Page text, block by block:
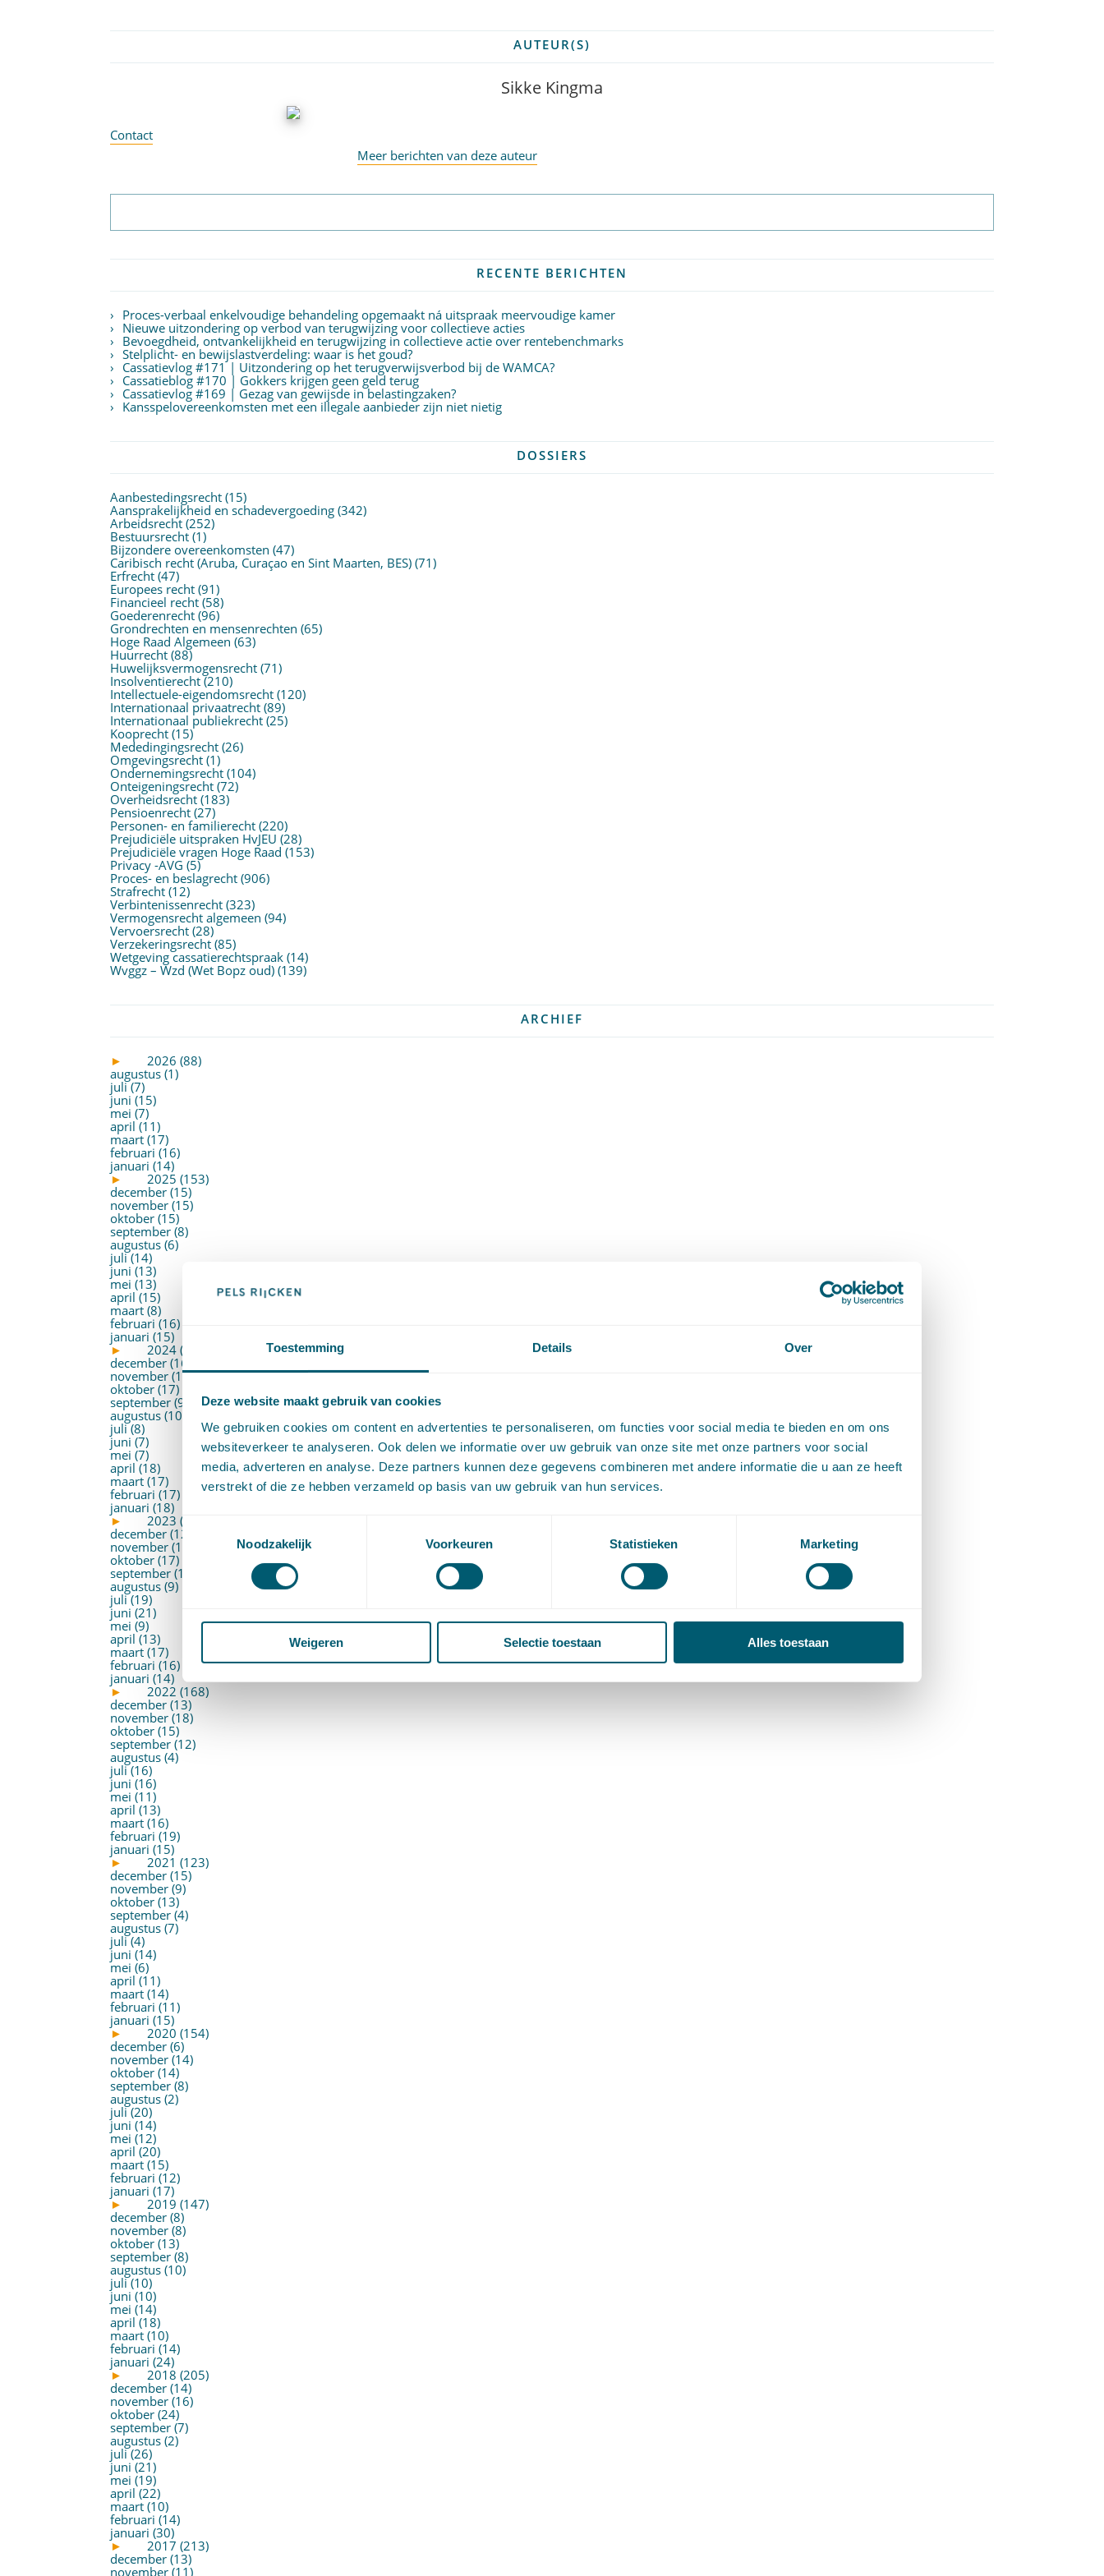
Toestemming Details Over
Deze website maakt gebruik van cookies
We gebruiken cookies om content en advertenties te personaliseren, om functies voor social media te bieden en om ons
websiteverkeer te analyseren. Ook delen we informatie over uw gebruik van onze site met onze partners voor social
media, adverteren en analyse. Deze partners kunnen deze gegevens combineren met andere informatie die u aan ze heeft
verstrekt of die ze hebben verzameld op basis van uw gebruik van hun services.
Toestemmingsselectie
Noodzakelijk
Voorkeuren Statistieken Marketing
Weigeren Selectie toestaan Alles toestaan
AUTEUR(S)
Sikke Kingma
Contact
Meer berichten van deze auteur
RECENTE BERICHTEN
Proces-verbaal enkelvoudige behandeling opgemaakt ná uitspraak meervoudige kamer
Nieuwe uitzondering op verbod van terugwijzing voor collectieve acties
Bevoegdheid, ontvankelijkheid en terugwijzing in collectieve actie over rentebenchmarks
Stelplicht- en bewijslastverdeling: waar is het goud?
Cassatievlog #171 | Uitzondering op het terugverwijsverbod bij de WAMCA?
Cassatieblog #170 | Gokkers krijgen geen geld terug
Cassatievlog #169 | Gezag van gewijsde in belastingzaken?
Kansspelovereenkomsten met een illegale aanbieder zijn niet nietig
DOSSIERS
Aanbestedingsrecht (15)
Aansprakelijkheid en schadevergoeding (342)
Arbeidsrecht (252)
Bestuursrecht (1)
Bijzondere overeenkomsten (47)
Caribisch recht (Aruba, Curaçao en Sint Maarten, BES) (71)
Erfrecht (47)
Europees recht (91)
Financieel recht (58)
Goederenrecht (96)
Grondrechten en mensenrechten (65)
Hoge Raad Algemeen (63)
Huurrecht (88)
Huwelijksvermogensrecht (71)
Insolventierecht(210)
Intellectuele-eigendomsrecht (120)
Internationaal privaatrecht (89)
Internationaal publiekrecht (25)
Kooprecht (15)
Mededingingsrecht (26)
Omgevingsrecht (1)
Ondernemingsrecht (104)
Onteigeningsrecht (72)
Overheidsrecht (183)
Pensioenrecht (27)
Personen- en familierecht (220)
Prejudiciële uitspraken HvJEU (28)
Prejudiciële vragen Hoge Raad (153)
Privacy -AVG (5)
Proces- en beslagrecht (906)
Strafrecht (12)
Verbintenissenrecht (323)
Vermogensrecht algemeen (94)
Vervoersrecht (28)
Verzekeringsrecht (85)
Wetgeving cassatierechtspraak (14)
Wvggz – Wzd (Wet Bopz oud) (139)
ARCHIEF
►
2026 (88)
augustus (1)
juli (7)
juni (15)
mei (7)
april (11)
maart (17)
februari (16)
januari (14)
►
2025 (153)
december (15)
november (15)
oktober (15)
september (8)
augustus (6)
juli (14)
juni (13)
mei (13)
april (15)
maart (8)
februari (16)
januari (15)
►
2024 (161)
december (16)
november (17)
oktober (17)
september (9)
augustus (10)
juli (8)
juni (7)
mei (7)
april (18)
maart (17)
februari (17)
januari (18)
►
2023 (177)
december (12)
november (16)
oktober (17)
september (14)
augustus (9)
juli (19)
juni (21)
mei (9)
april (13)
maart (17)
februari (16)
januari (14)
►
2022 (168)
december (13)
november (18)
oktober (15)
september (12)
augustus (4)
juli (16)
juni (16)
mei (11)
april (13)
maart (16)
februari (19)
januari (15)
►
2021 (123)
december (15)
november (9)
oktober (13)
september (4)
augustus (7)
juli (4)
juni (14)
mei (6)
april (11)
maart (14)
februari (11)
januari (15)
►
2020 (154)
december (6)
november (14)
oktober (14)
september (8)
augustus (2)
juli (20)
juni (14)
mei (12)
april (20)
maart (15)
februari (12)
januari (17)
►
2019 (147)
december (8)
november (8)
oktober (13)
september (8)
augustus (10)
juli (10)
juni (10)
mei (14)
april (18)
maart (10)
februari (14)
januari (24)
►
2018 (205)
december (14)
november (16)
oktober (24)
september (7)
augustus (2)
juli (26)
juni (21)
mei (19)
april (22)
maart (10)
februari (14)
januari (30)
►
2017 (213)
december (13)
november (11)